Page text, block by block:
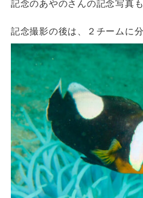
記念のあやのさんの記念写真
記念撮影の後は、２チームに